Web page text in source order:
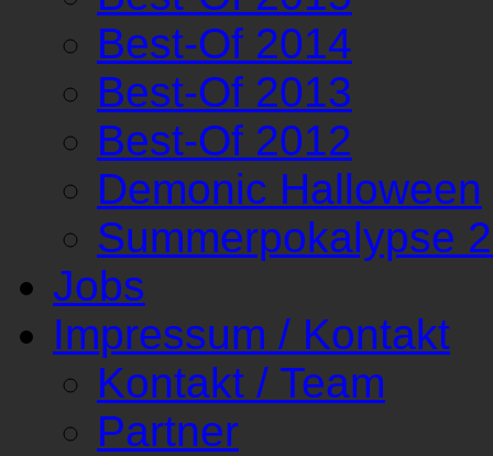
Best-Of 2014
Best-Of 2013
Best-Of 2012
Demonic Halloween
Summerpokalypse
Jobs
Impressum / Kontakt
Kontakt / Team
Partner